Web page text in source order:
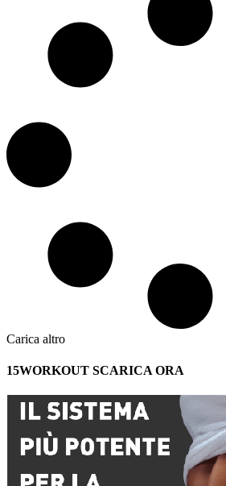
Carica altro
15WORKOUT SCARICA ORA